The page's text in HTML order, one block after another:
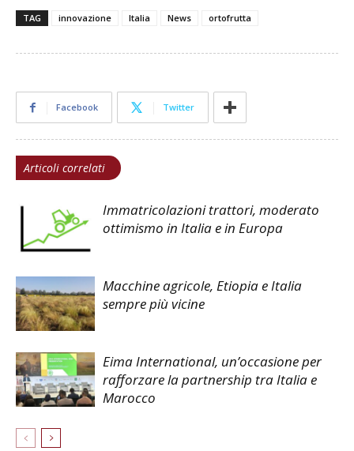
TAG innovazione Italia News ortofrutta
Facebook Twitter
Articoli correlati
Immatricolazioni trattori, moderato
ottimismo in Italia e in Europa
Macchine agricole, Etiopia e Italia
sempre più vicine
Eima International, un’occasione per
rafforzare la partnership tra Italia e
Marocco